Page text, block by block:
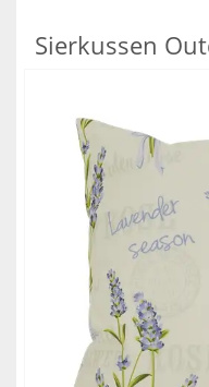
Sierkussen